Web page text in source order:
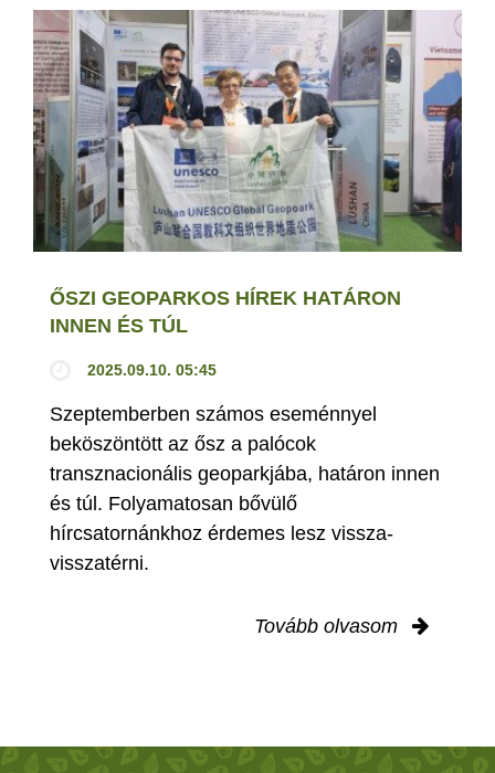
ŐSZI GEOPARKOS HÍREK HATÁRON
INNEN ÉS TÚL
2025.09.10. 05:45
Szeptemberben számos eseménnyel
beköszöntött az ősz a palócok
transznacionális geoparkjába, határon innen
és túl. Folyamatosan bővülő
hírcsatornánkhoz érdemes lesz vissza-
visszatérni.
Tovább olvasom